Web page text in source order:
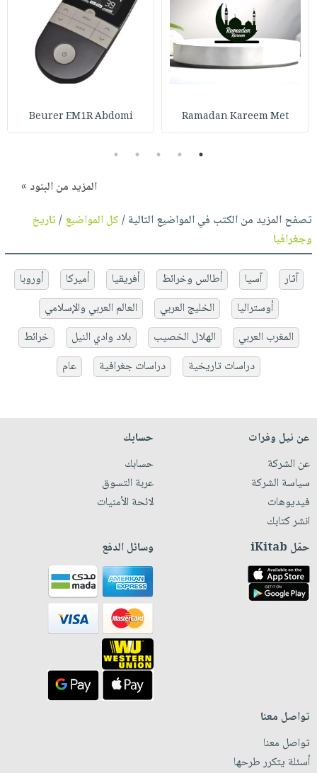
Ramadan Kareem Met
Beurer EM1R Abdomi
1
2
3
4
5
المزيد من البنود »
تصفح المزيد من الكتب في المواضيع التالية /كل المواضيع/تاريخ
وجغرافيا
آثار آسيا أطالس وخرائط أفريقيا أميركا
أوروبا
أوستراليا
الخليج العربي
العالم العربي والإسلامي
المغرب العربي
الهلال الخصيب بلاد وادي النيل
خرائط
دراسات تاريخية
دراسات جغرافية عام
عن نيل وفرات
عن الشركة
سياسة الشركة
فيديوهات
انشر كتابك
حسابك
حسابك
عربة التسوق
لائحة الأمنيات
حمّل iKitab وسائل الدفع
تواصل معنا
تواصل معنا
أسئلة يتكرر طرحها